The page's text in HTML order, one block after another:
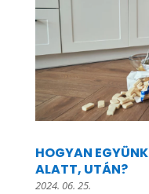
HOGYAN
ALATT, UTÁN?
2024. 06. 25.